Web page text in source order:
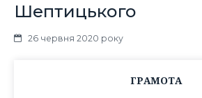
Шептицького
26 червня 2020 року
ГРАМОТА